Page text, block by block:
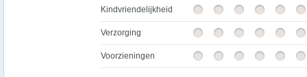
Kindvriendelijkheid
Verzorging
Voorzieningen